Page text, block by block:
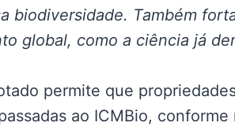
biodiversidade. Também
global, como a ciência já
permite que
ao ICMBio,